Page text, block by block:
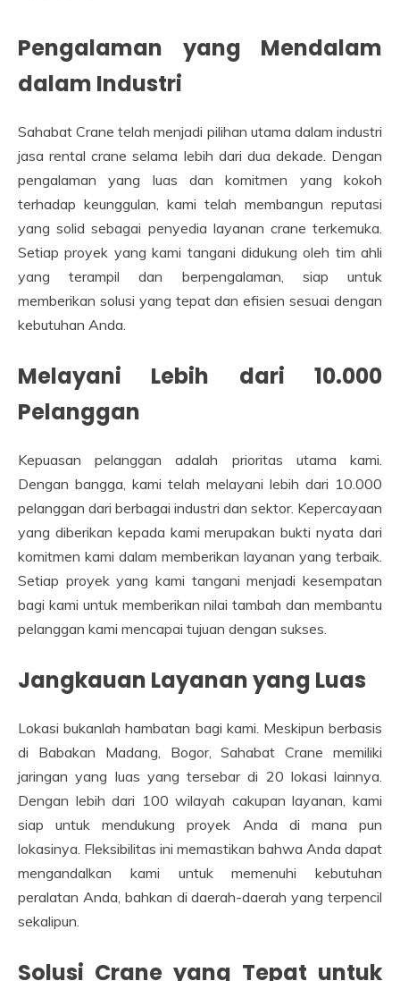
Pengalaman yang Mendalam
dalam Industri
Sahabat Crane telah menjadi pilihan utama dalam industri
jasa rental crane selama lebih dari dua dekade. Dengan
pengalaman yang luas dan komitmen yang kokoh
terhadap keunggulan, kami telah membangun reputasi
yang solid sebagai penyedia layanan crane terkemuka.
Setiap proyek yang kami tangani didukung oleh tim ahli
yang terampil dan berpengalaman, siap untuk
memberikan solusi yang tepat dan efisien sesuai dengan
kebutuhan Anda.
Melayani Lebih dari 10.000
Pelanggan
Kepuasan pelanggan adalah prioritas utama kami.
Dengan bangga, kami telah melayani lebih dari 10.000
pelanggan dari berbagai industri dan sektor. Kepercayaan
yang diberikan kepada kami merupakan bukti nyata dari
komitmen kami dalam memberikan layanan yang terbaik.
Setiap proyek yang kami tangani menjadi kesempatan
bagi kami untuk memberikan nilai tambah dan membantu
pelanggan kami mencapai tujuan dengan sukses.
Jangkauan Layanan yang Luas
Lokasi bukanlah hambatan bagi kami. Meskipun berbasis
di Babakan Madang, Bogor, Sahabat Crane memiliki
jaringan yang luas yang tersebar di 20 lokasi lainnya.
Dengan lebih dari 100 wilayah cakupan layanan, kami
siap untuk mendukung proyek Anda di mana pun
lokasinya. Fleksibilitas ini memastikan bahwa Anda dapat
mengandalkan kami untuk memenuhi kebutuhan
peralatan Anda, bahkan di daerah-daerah yang terpencil
sekalipun.
Solusi Crane yang Tepat untuk